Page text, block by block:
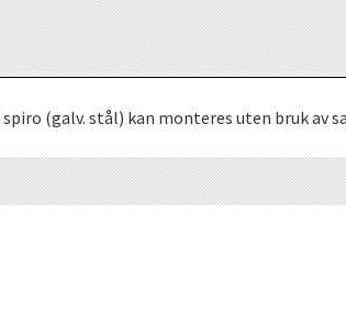
(galv. stål) kan monteres uten bruk av